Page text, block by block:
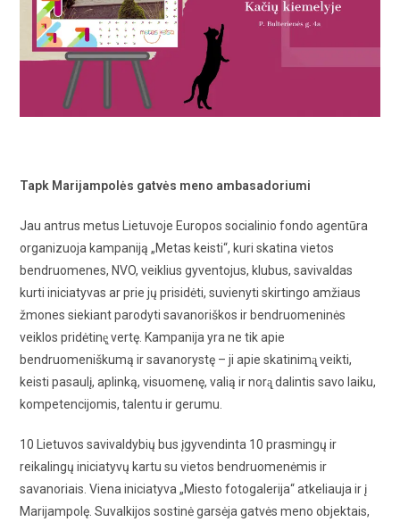
Tapk Marijampolės gatvės meno ambasadoriumi
Jau antrus metus Lietuvoje Europos socialinio fondo agentūra
organizuoja kampaniją „Metas keisti“, kuri skatina vietos
bendruomenes, NVO, veiklius gyventojus, klubus, savivaldas
kurti iniciatyvas ar prie jų prisidėti, suvienyti skirtingo amžiaus
žmones siekiant parodyti savanoriškos ir bendruomeninės
veiklos pridėtinę̨ vertę. Kampanija yra ne tik apie
bendruomeniškumą ir savanorystę – ji apie skatinimą̨ veikti,
keisti pasaulį, aplinką, visuomenę, valią ir norą̨ dalintis savo laiku,
kompetencijomis, talentu ir gerumu.
10 Lietuvos savivaldybių bus įgyvendinta 10 prasmingų ir
reikalingų iniciatyvų kartu su vietos bendruomenėmis ir
savanoriais. Viena iniciatyva „Miesto fotogalerija“ atkeliauja ir į
Marijampolę. Suvalkijos sostinė garsėja gatvės meno objektais,